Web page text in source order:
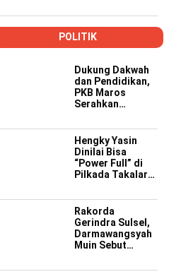
Yogyakarta
POLITIK
Dukung Dakwah
dan Pendidikan,
PKB Maros
Serahkan
Operasional ke
Pesantren
Hidayatullah
Hengky Yasin
Dinilai Bisa
“Power Full” di
Pilkada Takalar
Rakorda
Gerindra Sulsel,
Darmawangsyah
Muin Sebut
Strategis